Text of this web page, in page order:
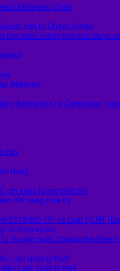
Malaysia/ China
sơn từ China/ Korea
hợp kim/ không hợp kim được
Malaysia
đường mía từ Cambodia/
dây
dụng
pin năng lượng mặt trời
XK sang Hoa Kỳ
2018/NĐ-CP và Luật QLNT
vệ thương mại
Vương quốc Campuchia theo
Luật quản lý thuế
Luật quản lý thuế